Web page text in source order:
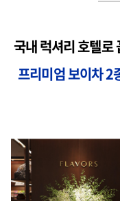
국내 럭셔리 호텔로
프리미엄 보이차 2